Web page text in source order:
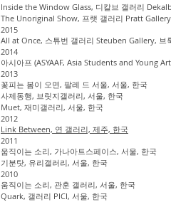
Inside the Window Glass, 디칼브 갤러리
The Unoriginal Show, 프랫 갤러리 Pratt
2015
All at Once, 스튜번 갤러리 Steuben Gallery, 브
2014
아시아프 (ASYAAF, Asia Students and Young
2013
꽃피는 봄이 오면, 팔레 드 서울, 서울, 한국
사제동행, 브릿지갤러리, 서울, 한국
Muet, 재미갤러리, 서울, 한국
2012
Link Between, 연 갤러리, 제주, 한국
2011
움직이는 소리, 가나아트스페이스, 서울, 한국
기분탓, 유리갤러리, 서울, 한국
2010
움직이는 소리, 관훈 갤러리, 서울, 한국
Quark, 갤러리 PICI, 서울, 한국